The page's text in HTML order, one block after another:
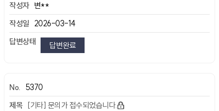
변**
2026-03-14
답변완료
5370
[기타] 문의가 접수되었습니다.